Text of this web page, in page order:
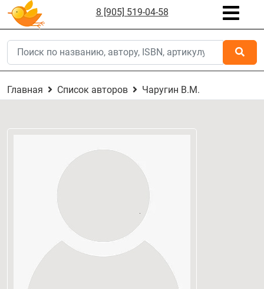
8 [905] 519-04-58
Главная Список авторов Чаругин В.М.